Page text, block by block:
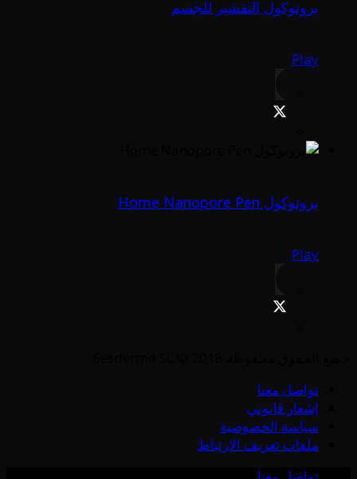
بروتوكول التقشير للجسم
Play
بروتوكول Home Nanopore Pen
Play
تواصل معنا
إشعار قانوني
سياسة الخصوصية
ملفات تعريف الارتباط